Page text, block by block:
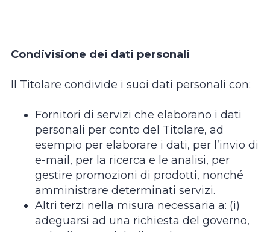
Condivisione dei dati personali
Il Titolare condivide i suoi dati personali con:
Fornitori di servizi che elaborano i dati
personali per conto del Titolare, ad
esempio per elaborare i dati, per l’invio di
e-mail, per la ricerca e le analisi, per
gestire promozioni di prodotti, nonché
amministrare determinati servizi.
Altri terzi nella misura necessaria a: (i)
adeguarsi ad una richiesta del governo,